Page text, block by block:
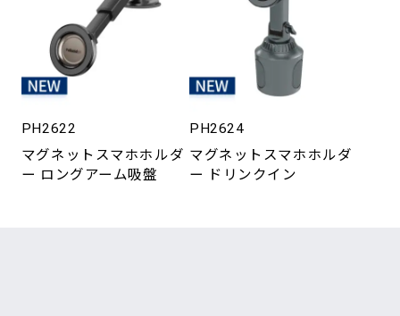
PH2622
マグネットスマホホルダ
ー ロングアーム吸盤
PH2624
マグネットスマホホルダ
ー ドリンクイン